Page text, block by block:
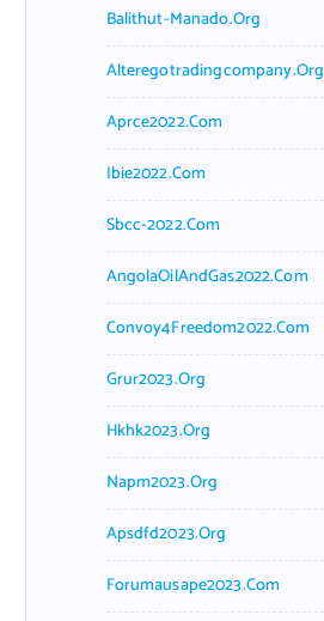
Balithut-Manado.org
Alteregotradingcompany.org
Aprce2022.com
Ibie2022.com
Sbcc-2022.com
AngolaOilAndGas2022.com
Convoy4Freedom2022.com
Grur2023.org
Hkhk2023.org
Napm2023.org
Apsdfd2023.org
Forumausape2023.com